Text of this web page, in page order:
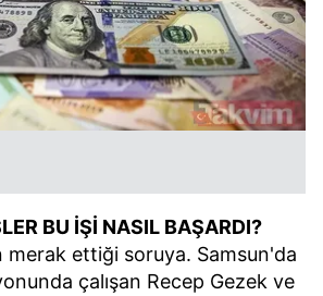
BU İŞİ NASIL BAŞARDI?
merak ettiği soruya. Samsun'da
çalışan Recep Gezek ve